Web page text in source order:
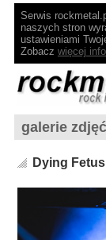
Serwis
naszych stron
ustawieniami
Zobacz więcej
galerie zdjęć
Dying Fetus